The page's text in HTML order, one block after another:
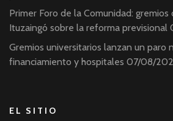
Primer Foro de la Comunidad:
Ituzaingó sobre la reforma previsional
Gremios universitarios lanzan un paro
financiamiento y hospitales 07/08/
EL SITIO